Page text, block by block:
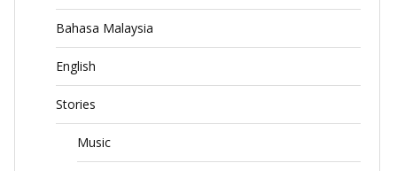
Bahasa Malaysia
English
Stories
Music